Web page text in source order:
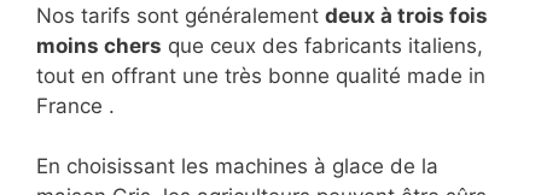
Nos tarifs sont généralement deux à trois fois
moins chers que ceux des fabricants italiens,
tout en offrant une très bonne qualité made in
France .
En choisissant les machines à glace de la